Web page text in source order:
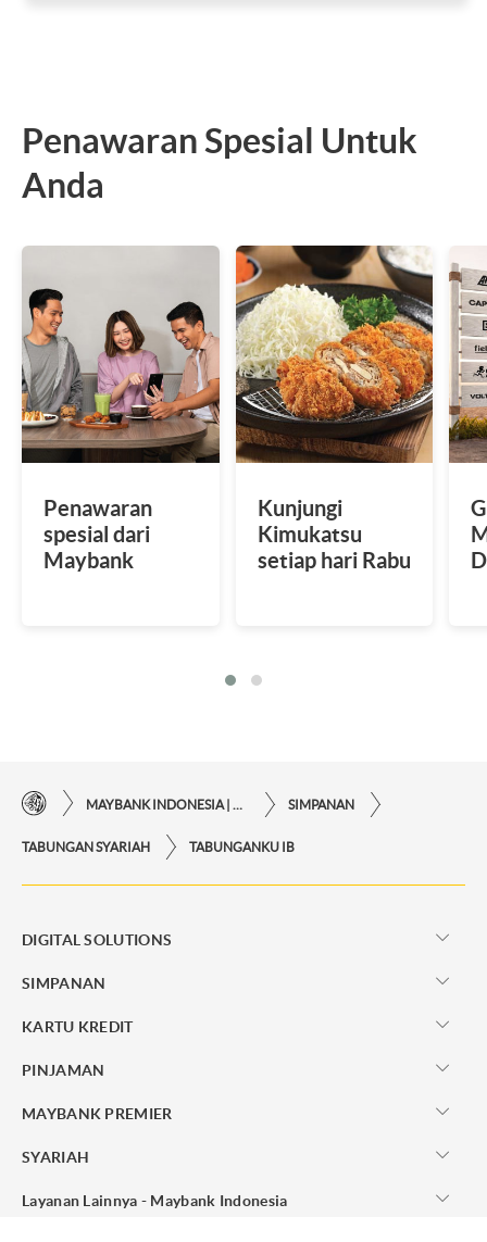
Penawaran Spesial Untuk
Anda
Penawaran
spesial dari
Maybank
Kunjungi
Kimukatsu
setiap hari Rabu
SIMPANAN
TABUNGAN SYARIAH TABUNGANKU IB
DIGITAL SOLUTIONS
SIMPANAN
KARTU KREDIT
PINJAMAN
MAYBANK PREMIER
SYARIAH
Layanan Lainnya - Maybank Indonesia